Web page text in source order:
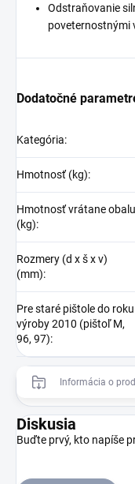
Odstraňovanie
poveternostnými
Dodatočné
Kategória:
Hmotnosť (kg):
Hmotnosť vrátane obalu
(kg):
Rozmery (d x š x v)
(mm):
Pre staré pištole do roku
výroby 2010 (pištoľ M,
96, 97):
Informácia o
Diskusia
Buďte prvý, kto napíše